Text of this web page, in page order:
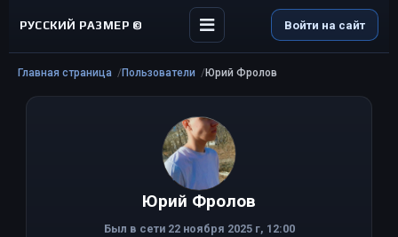
РУССКИЙ РАЗМЕР © Войти на сайт
Главная страница Пользователи Юрий Фролов
Юрий Фролов
Был в сети 22 ноября 2025 г, 12:00